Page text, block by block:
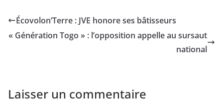
Écovolon’Terre : JVE honore ses bâtisseurs
« Génération Togo » : l’opposition appelle au sursaut
national
Laisser un commentaire